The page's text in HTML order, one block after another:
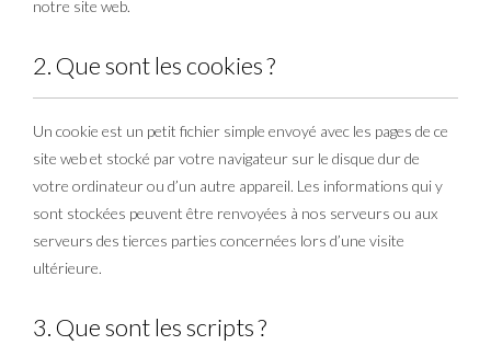
notre site web.
2. Que sont les cookies ?
Un cookie est un petit fichier simple envoyé avec les pages de ce
site web et stocké par votre navigateur sur le disque dur de
votre ordinateur ou d’un autre appareil. Les informations qui y
sont stockées peuvent être renvoyées à nos serveurs ou aux
serveurs des tierces parties concernées lors d’une visite
ultérieure.
3. Que sont les scripts ?